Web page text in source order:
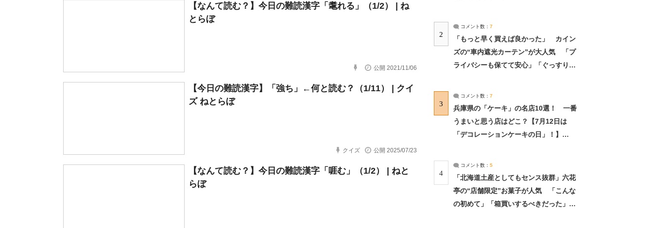
【なんて読む？】今日の難読漢字「耄れる」（1/2） | ね
とらぼ
公開 2021/11/06
【今日の難読漢字】「強ち」←何と読む？（1/11） | クイ
ズ ねとらぼ
クイズ 公開 2025/07/23
【なんて読む？】今日の難読漢字「啀む」（1/2） | ねと
らぼ
2
コメント数： 7
「もっと早く買えば良かった」 カイン
ズの“車内遮光カーテン”が大人気 「プ
ライバシーも保てて安心」「ぐっすり眠
3
コメント数： 7
兵庫県の「ケーキ」の名店10選！ 一番
うまいと思う店はどこ？【7月12日は
「デコレーションケーキの日」！】
4
コメント数： 5
「北海道土産としてもセンス抜群」六花
亭の“店舗限定”お菓子が人気 「こんな
の初めて」「箱買いするべきだった」